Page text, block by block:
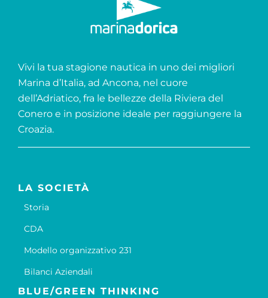
Vivi la tua stagione nautica in uno dei migliori
Marina d’Italia, ad Ancona, nel cuore
dell’Adriatico, fra le bellezze della Riviera del
Conero e in posizione ideale per raggiungere la
Croazia.
LA SOCIETÀ
Storia
CDA
Modello organizzativo 231
Bilanci Aziendali
BLUE/GREEN THINKING